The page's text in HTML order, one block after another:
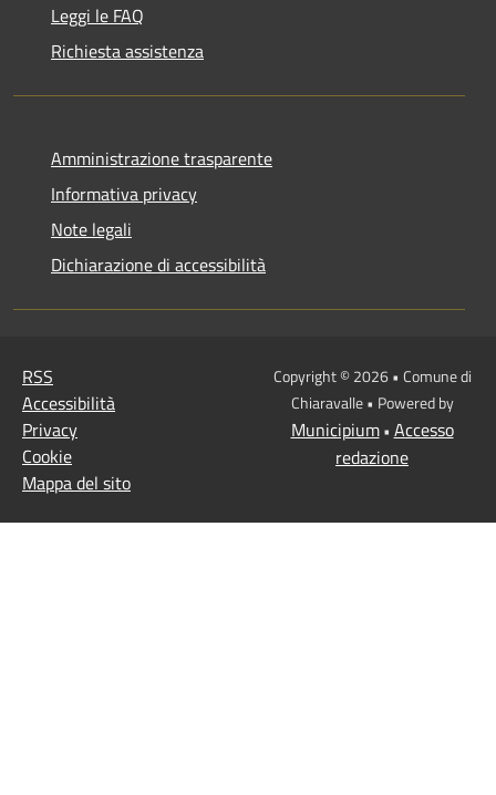
Leggi le FAQ
Richiesta assistenza
Amministrazione trasparente
Informativa privacy
Note legali
Dichiarazione di accessibilità
RSS
Accessibilità
Privacy
Cookie
Mappa del sito
Copyright © 2026 • Comune di
Chiaravalle • Powered by
Municipium• Accesso
redazione